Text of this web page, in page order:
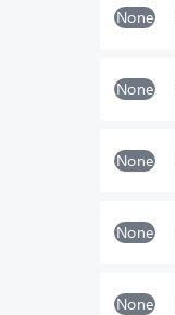
None
None
None
None
None